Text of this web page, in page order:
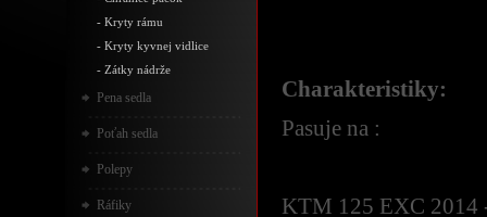
Charakteristiky:
Pasuje na :
KTM 125 EXC 2014
- Kryty rámu
- Kryty kyvnej vidlice
- Zátky nádrže
Pena sedla
Poťah sedla
Polepy
Ráfiky